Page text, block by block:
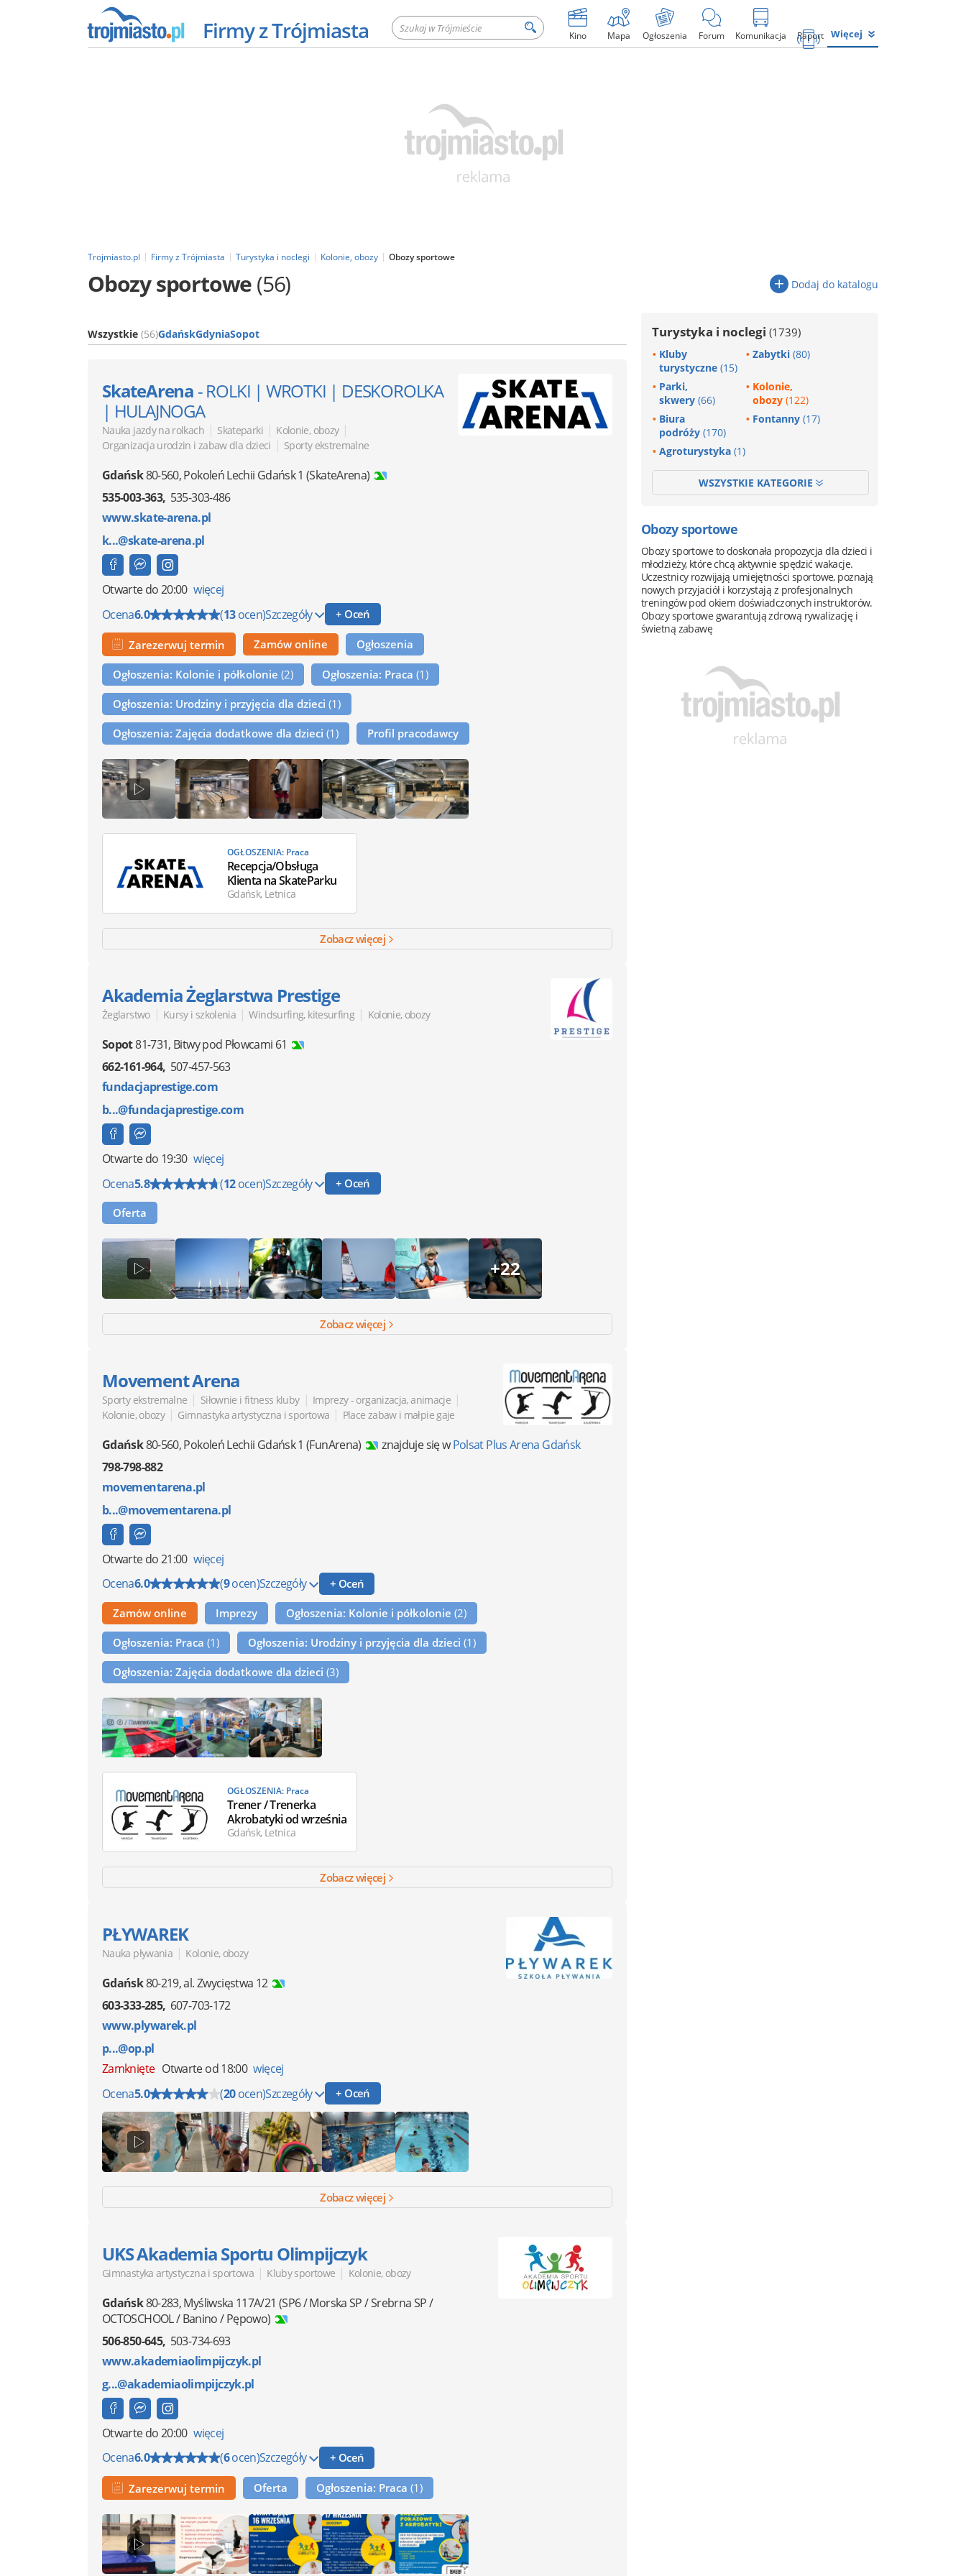
Firmy z Trójmiasta Kino Mapa Ogłoszenia Forum Komunikacja Raport Więcej
Trojmiasto.pl Firmy z Trójmiasta Turystyka i noclegi Kolonie, obozy Obozy sportowe
Obozy sportowe(56) Dodaj do katalogu
Wszystkie (56)GdańskGdyniaSopot
SkateArena - ROLKI | WROTKI | DESKOROLKA
| HULAJNOGA
Nauka jazdy na rolkach | Skateparki | Kolonie, obozy |
Organizacja urodzin i zabaw dla dzieci | Sporty ekstremalne
Gdańsk80-560,Pokoleń Lechii Gdańsk 1 (SkateArena)
535-003-363 535-303-486
www.skate-arena.pl
k...@skate-arena.pl
Otwartedo 20:00 więcej
Ocena6.0 (13ocen)Szczegóły + Oceń
Zarezerwuj termin Zamów online Ogłoszenia
Ogłoszenia: Kolonie i półkolonie (2) Ogłoszenia: Praca (1)
Ogłoszenia: Urodziny i przyjęcia dla dzieci (1)
Ogłoszenia: Zajęcia dodatkowe dla dzieci (1) Profil pracodawcy
OGŁOSZENIA: Praca
Recepcja/Obsługa
Klienta na SkateParku
Gdańsk, Letnica
Zobacz więcej
Akademia Żeglarstwa Prestige
Żeglarstwo | Kursy i szkolenia | Windsurfing, kitesurfing | Kolonie, obozy
Sopot81-731, Bitwy pod Płowcami 61
662-161-964 507-457-563
fundacjaprestige.com
b...@fundacjaprestige.com
Otwartedo 19:30 więcej
Ocena5.8 (12ocen)Szczegóły + Oceń
Oferta
+22
Zobacz więcej
Movement Arena
Sporty ekstremalne | Siłownie i fitness kluby | Imprezy - organizacja, animacje |
Kolonie, obozy | Gimnastyka artystyczna i sportowa | Place zabaw i małpie gaje
Gdańsk80-560,Pokoleń Lechii Gdańsk 1 (FunArena) znajduje się wPolsat Plus Arena Gdańsk
798-798-882
movementarena.pl
b...@movementarena.pl
Otwartedo 21:00 więcej
Ocena6.0 (9ocen)Szczegóły + Oceń
Zamów online Imprezy Ogłoszenia: Kolonie i półkolonie (2)
Ogłoszenia: Praca (1) Ogłoszenia: Urodziny i przyjęcia dla dzieci (1)
Ogłoszenia: Zajęcia dodatkowe dla dzieci (3)
OGŁOSZENIA: Praca
Trener / Trenerka
Akrobatyki od września
Gdańsk, Letnica
Zobacz więcej
PŁYWAREK
Nauka pływania | Kolonie, obozy
Gdańsk80-219,al. Zwycięstwa 12
603-333-285 607-703-172
www.plywarek.pl
p...@op.pl
Zamknięte Otwarte od 18:00 więcej
Ocena5.0 (20ocen)Szczegóły + Oceń
Zobacz więcej
UKS Akademia Sportu Olimpijczyk
Gimnastyka artystyczna i sportowa | Kluby sportowe | Kolonie, obozy
Gdańsk80-283,Myśliwska 117A/21 (SP6 / Morska SP / Srebrna SP /
OCTOSCHOOL / Banino / Pępowo)
506-850-645 503-734-693
www.akademiaolimpijczyk.pl
g...@akademiaolimpijczyk.pl
Otwartedo 20:00 więcej
Ocena6.0 (6ocen)Szczegóły + Oceń
Zarezerwuj termin Oferta Ogłoszenia: Praca (1)
Turystyka i noclegi (1739)
Kluby
turystyczne (15)
Zabytki (80)
Parki,
skwery (66)
Kolonie,
obozy (122)
Biura
podróży (170)
Fontanny (17)
Agroturystyka (1)
WSZYSTKIE KATEGORIE
Obozy sportowe
Obozy sportowe to doskonała propozycja dla dzieci i
młodzieży, które chcą aktywnie spędzić wakacje.
Uczestnicy rozwijają umiejętności sportowe, poznają
nowych przyjaciół i korzystają z profesjonalnych
treningów pod okiem doświadczonych instruktorów.
Obozy sportowe gwarantują zdrową rywalizację i
świetną zabawę